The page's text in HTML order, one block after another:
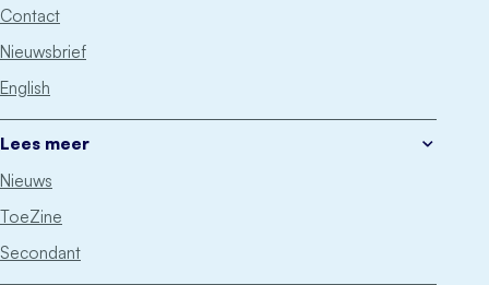
Contact
Nieuwsbrief
English
Lees meer
Nieuws
ToeZine
Secondant